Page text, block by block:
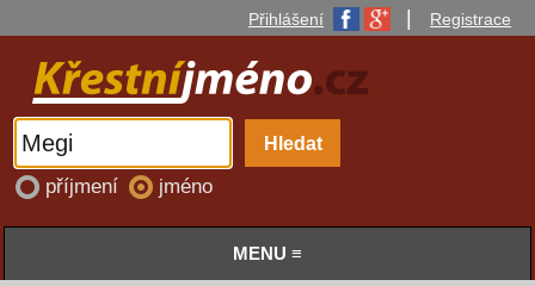
Přihlášení Registrace
příjmení jméno
MENU ≡